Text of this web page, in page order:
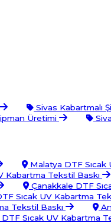
Sivas Kabartmalı
Üretimi
Malatya DTF Sıcak
Kabartma Tekstil Baskı
Çanakkale DTF
Sıcak UV Kabartma
Tekstil Baskı
Sıcak UV Kabartma